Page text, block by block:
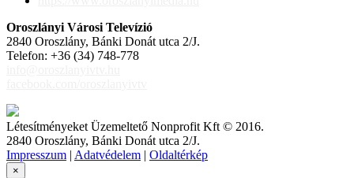
Oroszlányi Városi Televízió
2840 Oroszlány, Bánki Donát utca 2/J.
Telefon: +36 (34) 748-778
Létesítményeket Üzemeltető Nonprofit Kft © 2016.
2840 Oroszlány, Bánki Donát utca 2/J.
Impresszum | Adatvédelem | Oldaltérkép
×